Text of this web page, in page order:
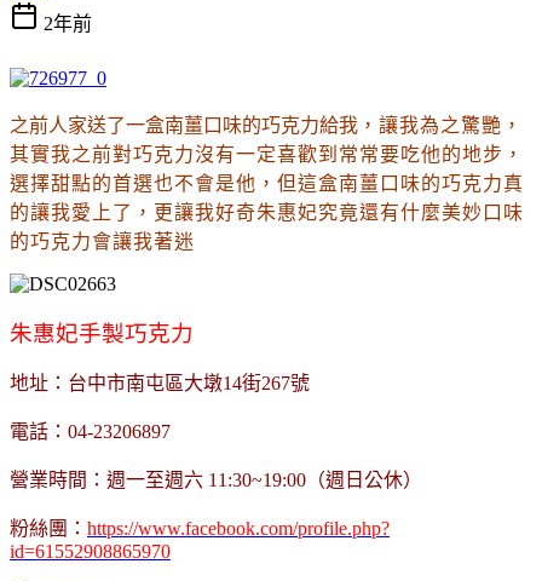
2年前
之前人家送了一盒南薑口味的巧克力給我 ，讓我為之驚艷 ，
其實我之前對巧克力沒有一定喜歡到常常要吃他的地步 ，
選擇甜點的首選也不會是他 ，但這盒南薑口味的巧克力真
的讓我愛上了 ，更讓我好奇朱惠妃究竟還有什麼美妙口味
的巧克力會讓我著迷
朱惠妃手製巧克力
地址：台中市南屯區大墩14街267號
電話：04-23206897
營業時間：週一至週六 11:30~19:00（週日公休）
粉絲團： https://www.facebook.com/profile.php?
id=61552908865970